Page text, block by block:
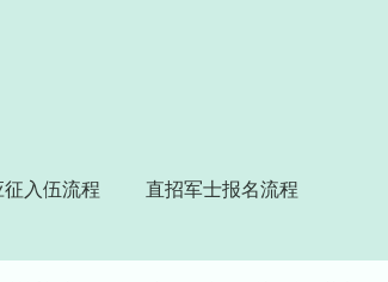
入伍流程 直招军士报名流程